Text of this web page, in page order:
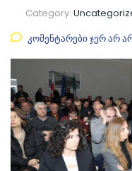
Category:
კომენტარები ჯერ არ